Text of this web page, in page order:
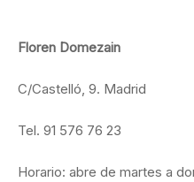
Floren Domezain
C/Castelló, 9. Madrid
Tel. 91 576 76 23
Horario: abre de martes a